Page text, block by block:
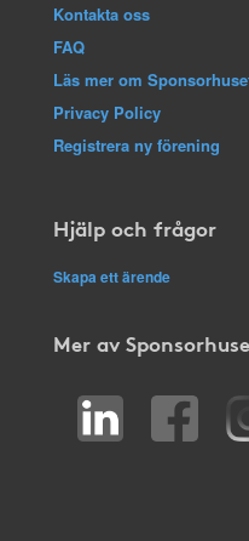
Kontakta oss
FAQ
Läs mer om
Privacy Policy
Registrera ny förening
Hjälp och frågor
Skapa ett ärende
Mer av